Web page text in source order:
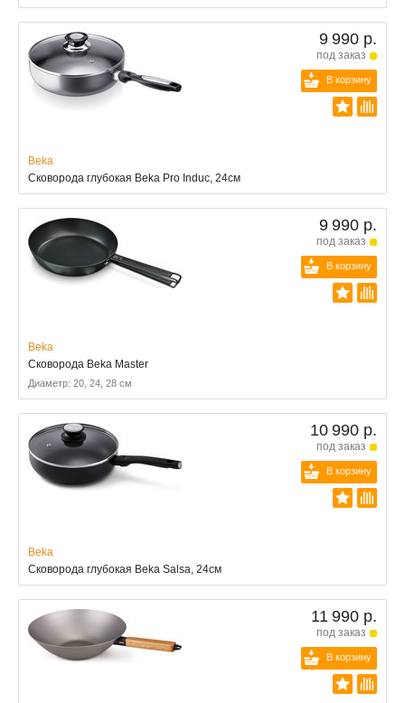
9 990 р.
под заказ
В корзину
Beka
Сковорода глубокая Beka Pro Induc, 24см
9 990 р.
под заказ
В корзину
Beka
Сковорода Beka Master
Диаметр: 20, 24, 28 см
10 990 р.
под заказ
В корзину
Beka
Сковорода глубокая Beka Salsa, 24см
11 990 р.
под заказ
В корзину